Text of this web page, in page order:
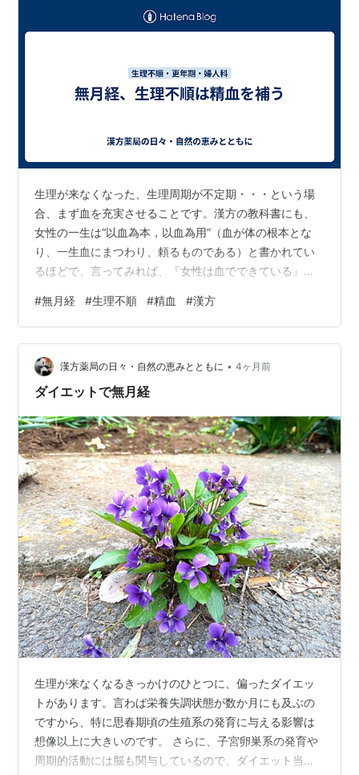
生理が来なくなった、生理周期が不定期・・・という場
合、まず血を充実させることです。漢方の教科書にも、
女性の一生は“以血為本，以血為用”（血が体の根本とな
り、一生血にまつわり、頼るものである）と書かれてい
るほどで、言ってみれば、『女性は血でできている』っ
ょうが・・・このような疾患の女性では大概、鉄剤を服
用しても胃腸を壊して続けられず、血液が充実する前に
投与中止となることが多い。胃腸が弱いタイプが多いと
いうことでしょう。 それに、鉄剤を飲んだだけで生理不
順がすっかりよくなったという話はあまり聞かないし、
#無月経 #生理不順 #精血 #漢方
漢方薬局の日々・自然の恵みとともに • 4ヶ月前
ダイエットで無月経
生理が来なくなるきっかけのひとつに、偏ったダイエッ
トがあります。言わば栄養失調状態が数か月にも及ぶの
ですから、特に思春期頃の生殖系の発育に与える影響は
想像以上に大きいのです。 さらに、子宮卵巣系の発育や
周期的活動には脳も関与しているので、ダイエット当時